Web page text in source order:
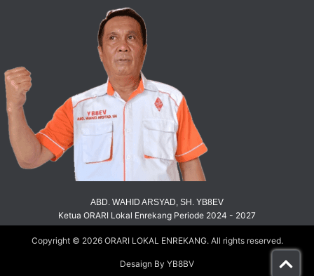
ABD. WAHID ARSYAD, SH. YB8EV
Ketua ORARI Lokal Enrekang Periode 2024 - 2027
Copyright © 2026 ORARI LOKAL ENREKANG. All rights reserved.
Desaign By YB8BV